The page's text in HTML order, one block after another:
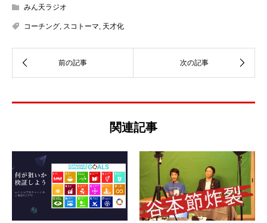
みん天ラジオ
コーチング, スコトーマ, 天才化
関連記事